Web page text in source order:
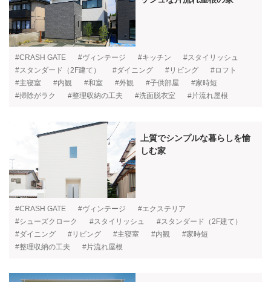
#CRASH GATE #ヴィンテージ #キッチン
#スタイリッシュ
#スタンダード（2F建て）
#ダイニング #リビング
#ロフト
#主寝室
#内観 #和室 #外観 #子供部屋
#家時短
#掃除がラク
#整理収納の工夫 #洗面脱衣室 #片流れ屋根
上質でシンプルな暮らしを愉
しむ家
#CRASH GATE #ヴィンテージ
#エクステリア
#シューズクローク
#スタイリッシュ
#スタンダード（2F建て）
#ダイニング
#リビング #主寝室 #内観
#家時短
#整理収納の工夫
#片流れ屋根